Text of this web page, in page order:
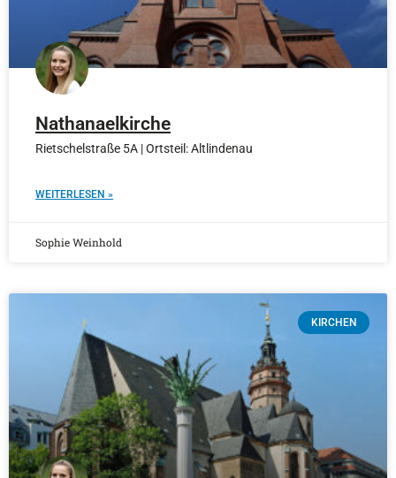
Nathanaelkirche
Rietschelstraße 5A | Ortsteil: Altlindenau
WEITERLESEN »
Sophie Weinhold
KIRCHEN